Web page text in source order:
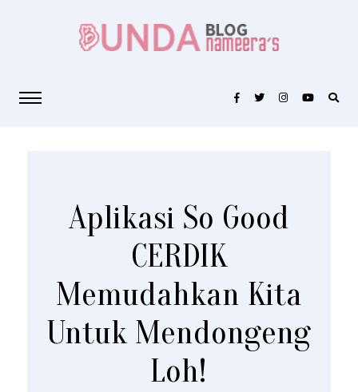
Aplikasi So Good
CERDIK
Memudahkan Kita
Untuk Mendongeng
Loh!